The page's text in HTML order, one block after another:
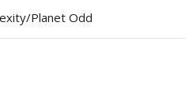
Planet Odd